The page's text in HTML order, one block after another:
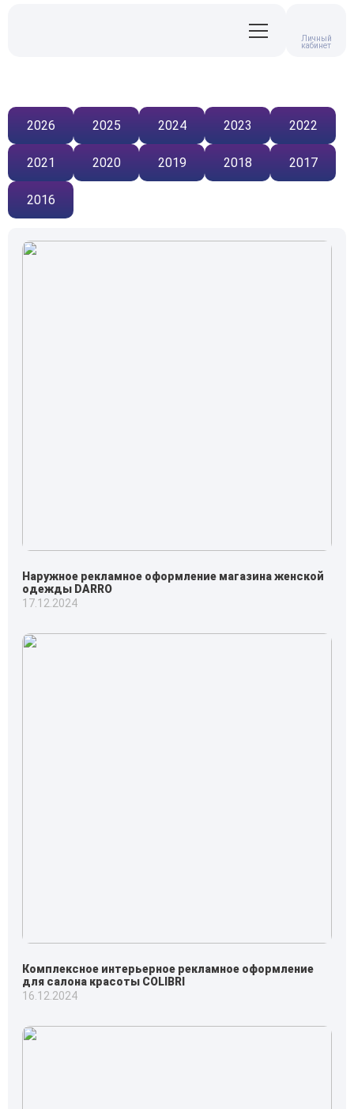
Личный
кабинет
2026 2025 2024 2023 2022
2021 2020 2019 2018 2017
2016
Наружное рекламное оформление магазина женской
одежды DARRO
17.12.2024
Комплексное интерьерное рекламное оформление
для салона красоты COLIBRI
16.12.2024